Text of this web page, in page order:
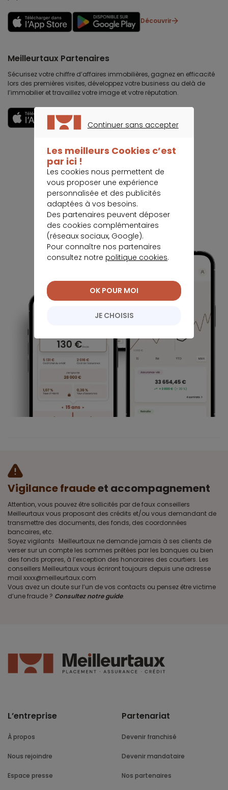
Découvrir
Meilleurtaux Partenaires
Sécurisez votre chiffre d’affaires immobilières, gagnez en efficacité
lors des premières visites, développez votre business au delà de
l’immobilier et travaillez votre image et votre réputation.
Vigilance fraudeet accompagnement
Attention, vous pouvez être sollicités par de faux conseillers
Meilleurtaux vous proposant des crédits et/ou vous demandant de
transmettre des documents, des fonds, des coordonnées
bancaires, etc.
Soyez vigilants · Meilleurtaux ne demande jamais à ses clients de
verser sur un compte les sommes prêtées par les banques ou bien
des fonds propres, à l’exception des honoraires des courtiers. Les
conseillers Meilleurtaux vous écriront toujours depuis une adresse
mail xxxx@meilleurtaux.com
Vous avez un doute sur l’un de vos contacts ou pensez être victime
d’une fraude ? Consultez notre guide.
L’entreprise
À propos
Nous rejoindre
Espace presse
Partenariat
Devenir franchisé
Devenir mandataire
Nos partenaires
Continuer sans accepter
Les meilleurs Cookies c’est
par ici !
Les cookies nous permettent de
vous proposer une expérience
personnalisée et des publicités
adaptées à vos besoins.
Des partenaires peuvent déposer
des cookies complémentaires
(réseaux sociaux, Google).
Pour connaître nos partenaires
consultez notre politique cookies.
JE CHOISIS
OK POUR MOI